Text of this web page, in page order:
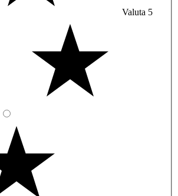
Valuta 5